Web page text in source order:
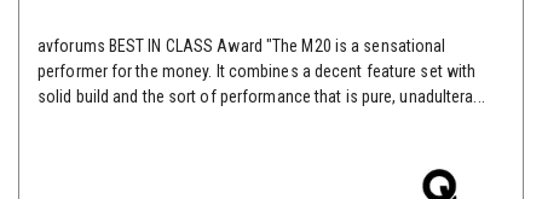
avforums BEST IN CLASS Award "The M20 is a sensational
performer for the money. It combines a decent feature set with
solid build and the sort of performance that is pure, unadultera...